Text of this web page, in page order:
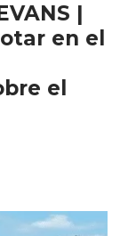
|
en el
el